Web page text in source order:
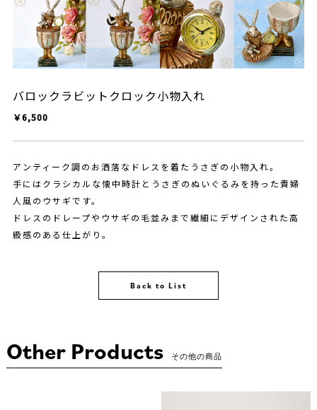
バロックラビットクロック小物入れ
￥6,500
アンティーク調のお洒落なドレスを着たうさぎの小物入れ。
手にはクラシカルな懐中時計とうさぎのぬいぐるみを持った貴婦
人風のウサギです。
ドレスのドレープやウサギの毛並みまで繊細にデザインされた高
級感のある仕上がり。
Back to List
Other Products その他の商品